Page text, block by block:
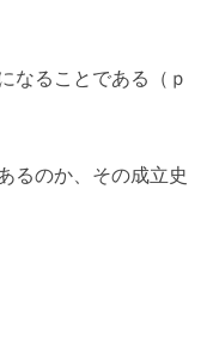
なることである（ｐ
るのか、その成立史